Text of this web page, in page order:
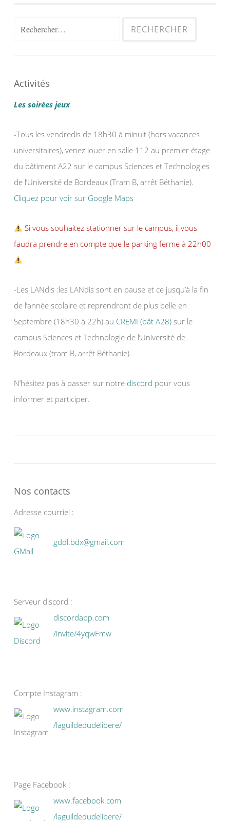
Rechercher :
Activités
Les soirées jeux
-Tous les vendredis de 18h30 à minuit (hors vacances
universitaires), venez jouer en salle 112 au premier étage
du bâtiment A22 sur le campus Sciences et Technologies
de l’Université de Bordeaux (Tram B, arrêt Béthanie).
Cliquez pour voir sur Google Maps
Si vous souhaitez stationner sur le campus, il vous
faudra prendre en compte que le parking ferme à 22h00
-Les LANdis :les LANdis sont en pause et ce jusqu’à la fin
de l’année scolaire et reprendront de plus belle en
Septembre (18h30 à 22h) au CREMI (bât A28) sur le
campus Sciences et Technologie de l’Université de
Bordeaux (tram B, arrêt Béthanie).
N’hésitez pas à passer sur notre discord pour vous
informer et participer.
Nos contacts
Adresse courriel :
gddl.bdx@gmail.com
Serveur discord :
discordapp.com
/invite/4yqwFmw
Compte Instagram :
www.instagram.com
/laguildedudelibere/
Page Facebook :
www.facebook.com
/laguildedudelibere/